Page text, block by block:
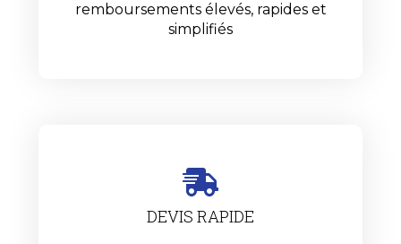
remboursements élevés, rapides et
simplifiés
DEVIS RAPIDE